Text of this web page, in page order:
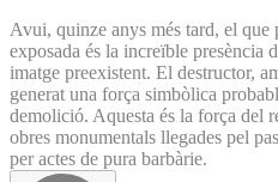
Avui, quinze anys més tard, el que
exposada és la increïble presència
imatge preexistent. El destructor,
generat una força simbòlica
demolició. Aquesta és la força del
obres monumentals llegades pel
per actes de pura barbàrie.